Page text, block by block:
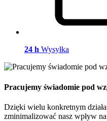
24 h Wysyłka
Pracujemy świadomie pod
Dzięki wielu konkretnym
zminimalizować nasz wpływ